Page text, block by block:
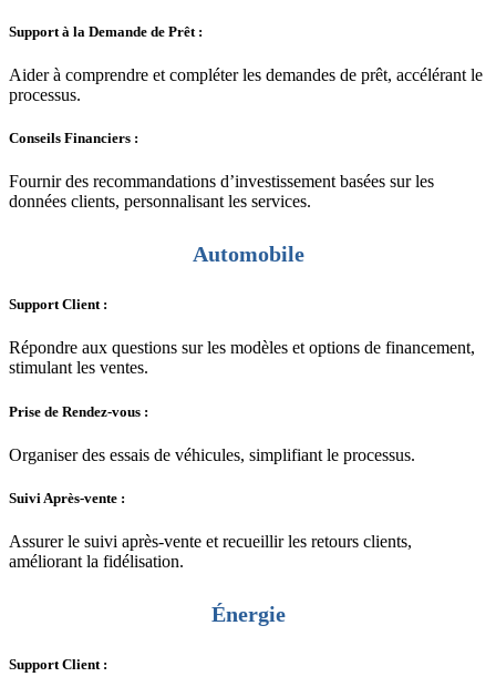
Support à la Demande de Prêt :
Aider à comprendre et compléter les demandes de prêt, accélérant le
processus.
Conseils Financiers :
Fournir des recommandations d’investissement basées sur les
données clients, personnalisant les services.
Automobile
Support Client :
Répondre aux questions sur les modèles et options de financement,
stimulant les ventes.
Prise de Rendez-vous :
Organiser des essais de véhicules, simplifiant le processus.
Suivi Après-vente :
Assurer le suivi après-vente et recueillir les retours clients,
améliorant la fidélisation.
Énergie
Support Client :